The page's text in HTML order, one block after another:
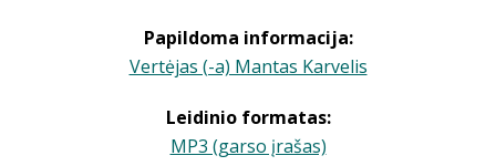
Papildoma informacija:
Vertėjas (-a) Mantas Karvelis
Leidinio formatas:
MP3 (garso įrašas)